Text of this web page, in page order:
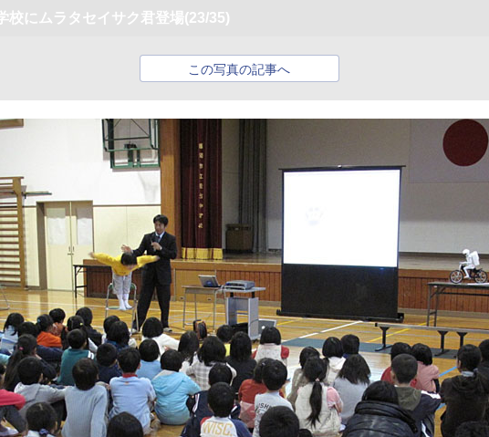
校にムラタセイサク君登場(23/35)
この写真の記事へ